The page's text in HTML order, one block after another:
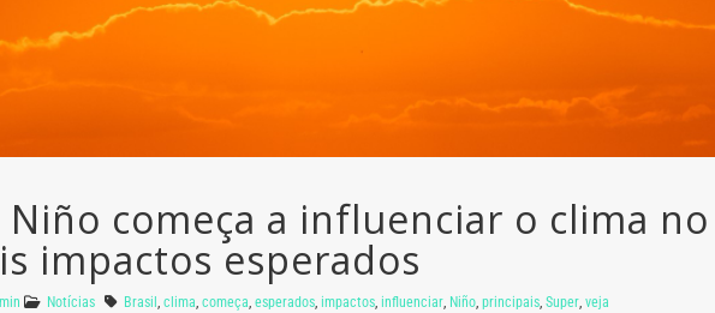
Niño começa a influenciar o clima
impactos esperados
Notícias Brasil , clima, começa, esperados, impactos, influenciar, Niño, principais, Super, veja